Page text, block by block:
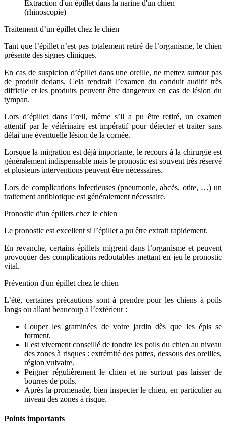
Extraction d'un épillet dans la narine d'un chien
(rhinoscopie)
Traitement d’un épillet chez le chien
Tant que l’épillet n’est pas totalement retiré de l’organisme, le chien
présente des signes cliniques.
En cas de suspicion d’épillet dans une oreille, ne mettez surtout pas
de produit dedans. Cela rendrait l’examen du conduit auditif très
difficile et les produits peuvent être dangereux en cas de lésion du
tympan.
Lors d’épillet dans l’œil, même s’il a pu être retiré, un examen
attentif par le vétérinaire est impératif pour détecter et traiter sans
délai une éventuelle lésion de la cornée.
Lorsque la migration est déjà importante, le recours à la chirurgie est
généralement indispensable mais le pronostic est souvent très réservé
et plusieurs interventions peuvent être nécessaires.
Lors de complications infectieuses (pneumonie, abcès, otite, …) un
traitement antibiotique est généralement nécessaire.
Pronostic d'un épillets chez le chien
Le pronostic est excellent si l’épillet a pu être extrait rapidement.
En revanche, certains épillets migrent dans l’organisme et peuvent
provoquer des complications redoutables mettant en jeu le pronostic
vital.
Prévention d'un épillet chez le chien
L’été, certaines précautions sont à prendre pour les chiens à poils
longs ou allant beaucoup à l’extérieur :
Couper les graminées de votre jardin dès que les épis se
forment.
Il est vivement conseillé de tondre les poils du chien au niveau
des zones à risques : extrémité des pattes, dessous des oreilles,
région vulvaire.
Peigner régulièrement le chien et ne surtout pas laisser de
bourres de poils.
Après la promenade, bien inspecter le chien, en particulier au
niveau des zones à risque.
Points importants